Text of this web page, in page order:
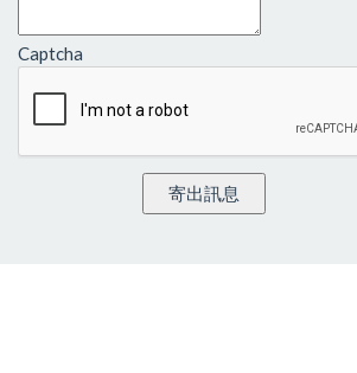
Captcha